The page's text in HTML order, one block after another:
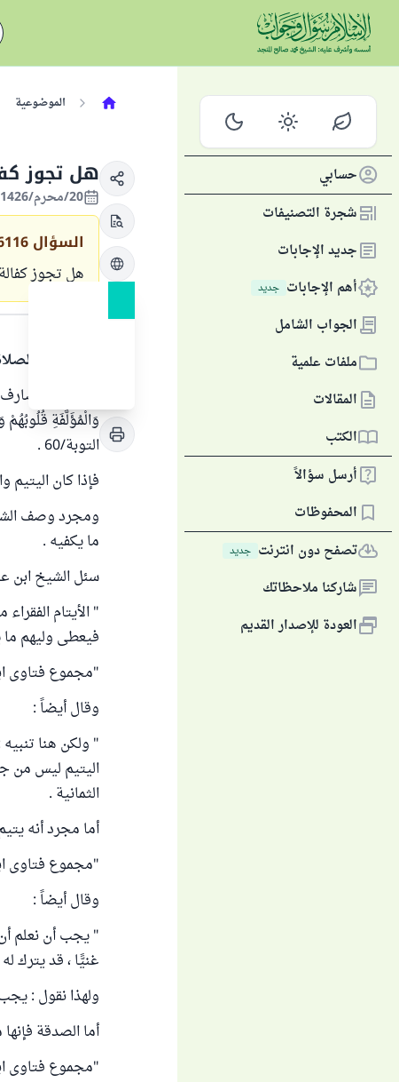
حسابي
شجرة التصنيفات
جديد الإجابات
أهم الإجابات جديد
الجواب الشامل
ملفات علمية
المقالات
الكتب
أرسل سؤالاً
المحفوظات
تصفح دون انترنت جديد
شاركنا ملاحظاتك
العودة للإصدار القديم
الموضوعية
هل تجوز
20/محرم/1426 الموافق 01/مارس/2005
السؤال
هل تجوز
الحمد لله
الزكاة لها
وَالْمُؤَلَّفَةِ
التوبة/60 .
فإذا كان اليتيم
ومجرد وصف
ما يكفيه .
سئل الشيخ ابن
" الأيتام
فيعطى وليهم
"مجموع فتاوى ابن
وقال أيضاً :
" ولكن هنا
اليتيم ليس من
الثمانية .
أما مجرد أنه
"مجموع فتاوى ابن
وقال أيضاً :
" يجب أن نعلم أن
غنيًّا ، قد يترك
ولهذا نقول : يجب
أما الصدقة
"مجموع فتاوى ابن